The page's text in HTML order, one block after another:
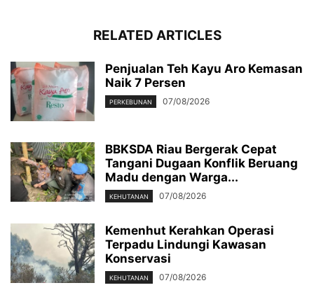
RELATED ARTICLES
Penjualan Teh Kayu Aro Kemasan
Naik 7 Persen
PERKEBUNAN 07/08/2026
BBKSDA Riau Bergerak Cepat
Tangani Dugaan Konflik Beruang
Madu dengan Warga...
KEHUTANAN 07/08/2026
Kemenhut Kerahkan Operasi
Terpadu Lindungi Kawasan
Konservasi
KEHUTANAN 07/08/2026